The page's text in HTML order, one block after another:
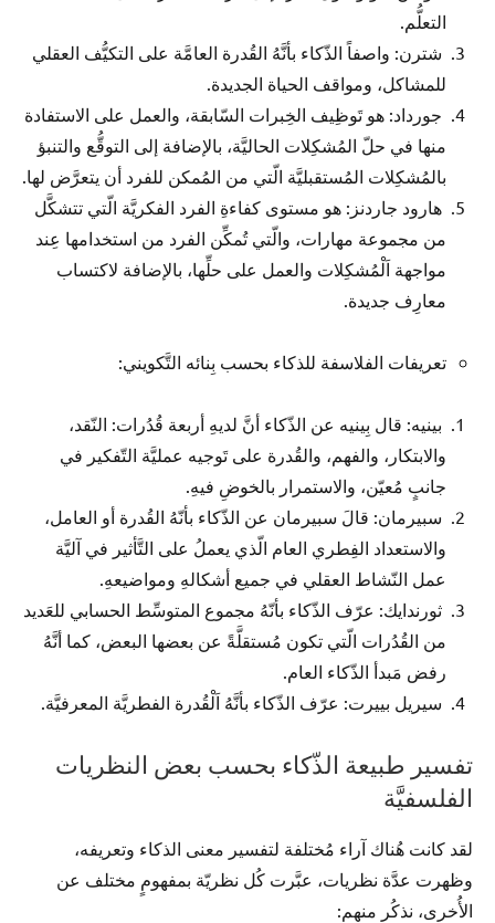
التعلُّم.
شترن: واصفاً الذّكاء بأنَّهُ القُدرة العامَّة على التكيُّف العقلي
للمشاكل، ومواقف الحياة الجديدة.
جورداد: هو تَوظِيف الخِبرات السّابقة، والعمل على الاستفادة
منها في حلّ المُشكِلات الحاليَّة، بالإضافة إلى التوقُّع والتنبؤ
بالمُشكِلات المُستقبليَّة الّتي من المُمكن للفرد أن يتعرَّض لها.
هارود جاردنز: هو مستوى كفاءةِ الفرد الفكريَّة الّتي تتشكَّل
من مجموعة مهارات، والّتي تُمكِّن الفرد من استخدامها عِند
مواجهة اَلْمُشكِلات والعمل على حلِّها، بالإضافة لاكتساب
معارِف جديدة.
تعريفات الفلاسفة للذكاء بحسب بِنائه التَّكويني:
بينيه: قال بِينيه عن الذّكاء أنَّ لديهِ أربعة قُدُرات: النّقد،
والابتكار، والفهم، والقُدرة على تَوجيه عمليَّة التّفكير في
جانبٍ مُعيّن، والاستمرار بالخوضِ فيهِ.
سبيرمان: قالَ سبيرمان عن الذّكاء بأنّهُ القُدرة أو العامل،
والاستعداد الفِطري العام الّذي يعملُ على التَّأثير في آليَّة
عمل النّشاط العقلي في جميع أشكالهِ ومواضيعهِ.
ثورندايك: عرّف الذّكاء بأنّهُ مجموع المتوسِّط الحسابي للعَديد
من القُدُرات الّتي تكون مُستقلَّةً عن بعضها البعض، كما أنَّهُ
رفض مَبدأ الذّكاء العام.
سيريل بييرت: عرّف الذّكاء بأنَّهُ اَلْقُدرة الفطريَّة المعرفيَّة.
تفسير طبيعة الذّكاء بحسب بعض النظريات
الفلسفيَّة
لقد كانت هُناك آراء مُختلفة لتفسير معنى الذكاء وتعريفه،
وظهرت عدَّة نظريات، عبَّرت كُل نظريّة بمفهومٍ مختلف عن
الأُخرى، نذكُر منهم: